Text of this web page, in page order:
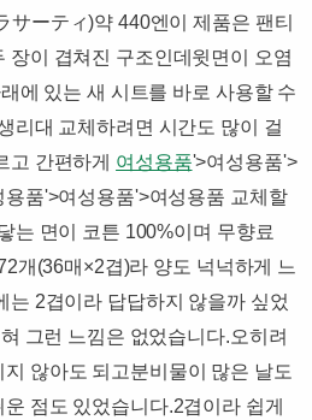
サーティ)약 440엔이 제품은 팬티
장이 겹쳐진 구조인데윗면이 오염
에 있는 새 시트를 바로 사용할 수
리대 교체하려면 시간도 많이 걸
고 간편하게 여성용품'>여성용품'>
품'>여성용품'>여성용품 교체할
는 면이 코튼 100%이며 무향료
개(36매×2겹)라 양도 넉넉하게 느
는 2겹이라 답답하지 않을까 싶었
그런 느낌은 없었습니다.오히려
않아도 되고분비물이 많은 날도
점도 있었습니다.​2겹이라 쉽게